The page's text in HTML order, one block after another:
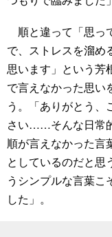
順と違って「思っ
で、ストレスを溜め
思います」という芳
で言えなかった思い
う。「ありがとう、
さい……そんな日常
順が言えなかった言
としているのだと
うシンプルな言葉こ
した」。